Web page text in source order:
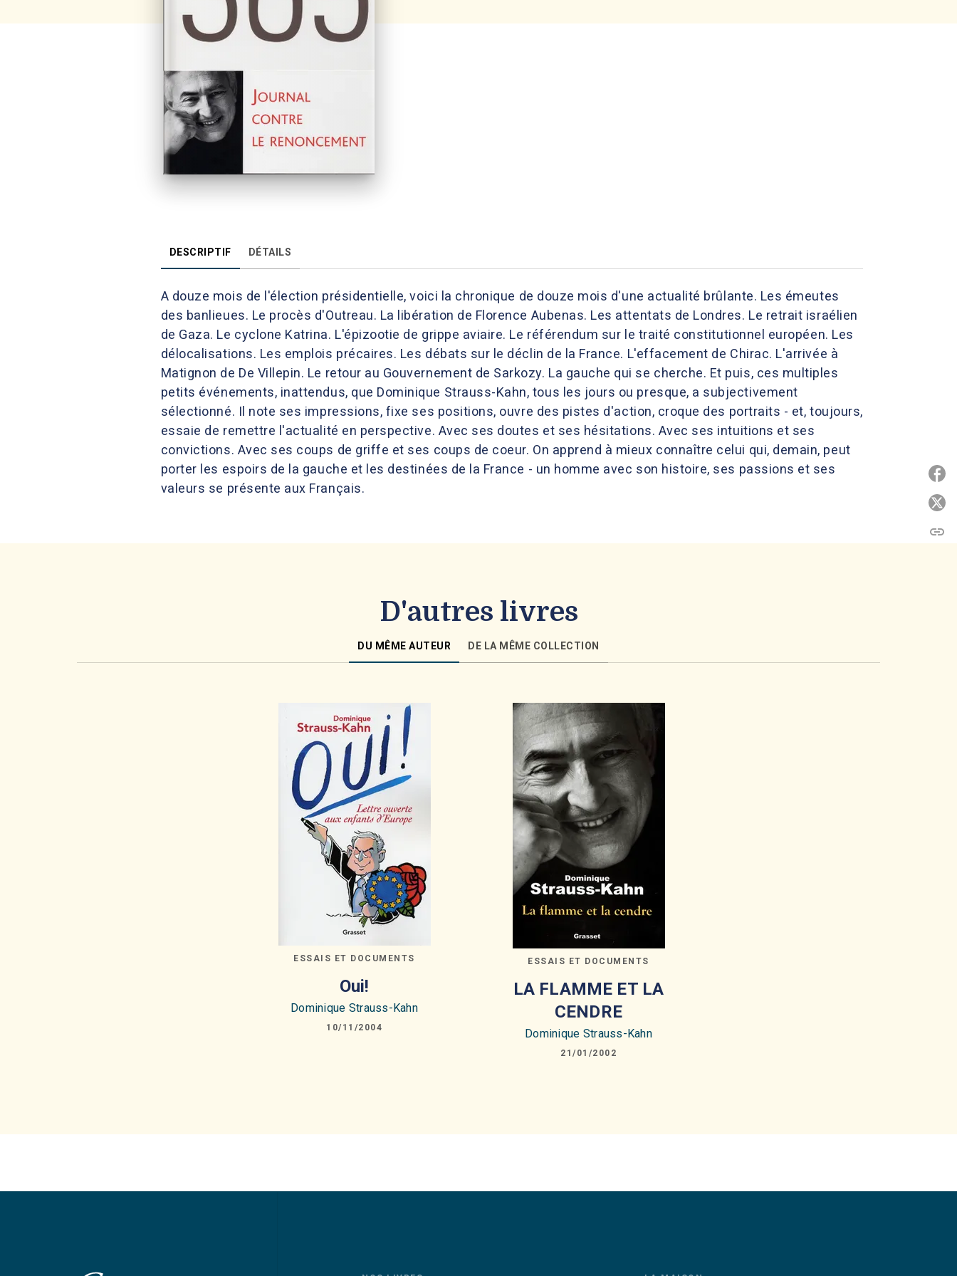
DESCRIPTIF DÉTAILS
A douze mois de l'élection présidentielle, voici la chronique de douze mois d'une actualité brûlante. Les émeutes
des banlieues. Le procès d'Outreau. La libération de Florence Aubenas. Les attentats de Londres. Le retrait israélien
de Gaza. Le cyclone Katrina. L'épizootie de grippe aviaire. Le référendum sur le traité constitutionnel européen. Les
délocalisations. Les emplois précaires. Les débats sur le déclin de la France. L'effacement de Chirac. L'arrivée à
Matignon de De Villepin. Le retour au Gouvernement de Sarkozy. La gauche qui se cherche. Et puis, ces multiples
petits événements, inattendus, que Dominique Strauss-Kahn, tous les jours ou presque, a subjectivement
sélectionné. Il note ses impressions, fixe ses positions, ouvre des pistes d'action, croque des portraits - et, toujours,
essaie de remettre l'actualité en perspective. Avec ses doutes et ses hésitations. Avec ses intuitions et ses
convictions. Avec ses coups de griffe et ses coups de coeur. On apprend à mieux connaître celui qui, demain, peut
porter les espoirs de la gauche et les destinées de la France - un homme avec son histoire, ses passions et ses
valeurs se présente aux Français.
D'autres livres
DU MÊME AUTEUR DE LA MÊME COLLECTION
ESSAIS ET DOCUMENTS
Oui!
Dominique Strauss-Kahn
10/11/2004
ESSAIS ET DOCUMENTS
LA FLAMME ET LA
CENDRE
Dominique Strauss-Kahn
21/01/2002
link